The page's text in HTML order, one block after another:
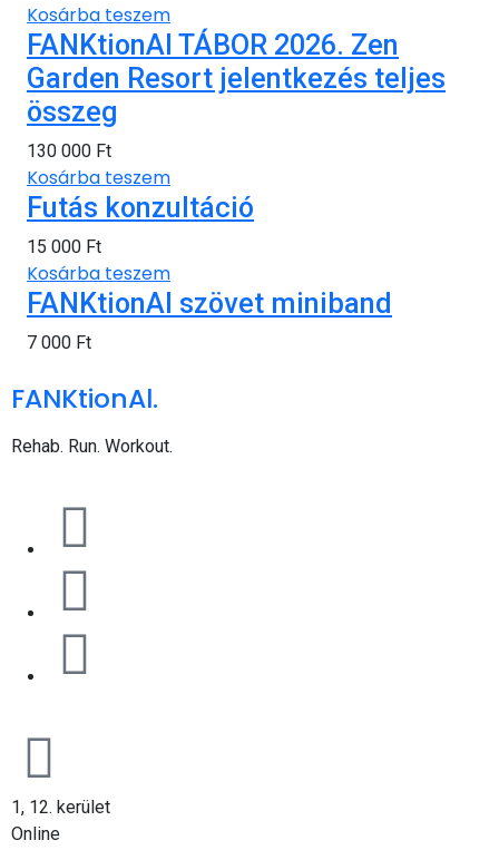
Kosárba teszem
FANKtionAl TÁBOR 2026. Zen
Garden Resort jelentkezés teljes
összeg
130 000 Ft
Kosárba teszem
Futás konzultáció
15 000 Ft
Kosárba teszem
FANKtionAl szövet miniband
7 000 Ft
FANKtionAl.
Rehab. Run. Workout.
1, 12. kerület
Online